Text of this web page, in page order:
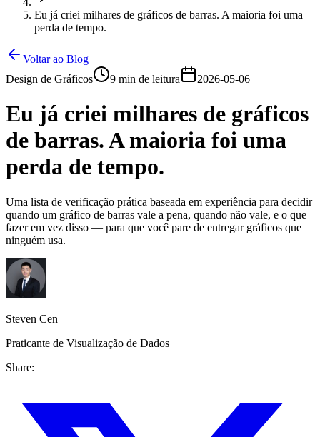
Eu já criei milhares de gráficos de barras. A maioria foi uma
perda de tempo.
Voltar ao Blog
Design de Gráficos
9 min de leitura 2026-05-06
Eu já criei milhares de gráficos
de barras. A maioria foi uma
perda de tempo.
Uma lista de verificação prática baseada em experiência para decidir
quando um gráfico de barras vale a pena, quando não vale, e o que
fazer em vez disso — para que você pare de entregar gráficos que
ninguém usa.
Steven Cen
Praticante de Visualização de Dados
Share: